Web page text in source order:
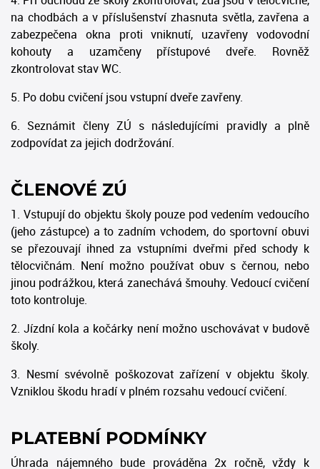
na chodbách a v příslušenství zhasnuta světla, zavřena a
zabezpečena okna proti vniknutí, uzavřeny vodovodní
kohouty a uzamčeny přístupové dveře. Rovněž
zkontrolovat stav WC.
5. Po dobu cvičení jsou vstupní dveře zavřeny.
6. Seznámit členy ZÚ s následujícími pravidly a plně
zodpovídat za jejich dodržování.
ČLENOVÉ ZÚ
1. Vstupují do objektu školy pouze pod vedením vedoucího
(jeho zástupce) a to zadním vchodem, do sportovní obuvi
se přezouvají ihned za vstupními dveřmi před schody k
tělocvičnám. Není možno používat obuv s černou, nebo
jinou podrážkou, která zanechává šmouhy. Vedoucí cvičení
toto kontroluje.
2. Jízdní kola a kočárky není možno uschovávat v budově
školy.
3. Nesmí svévolně poškozovat zařízení v objektu školy.
Vzniklou škodu hradí v plném rozsahu vedoucí cvičení.
PLATEBNÍ PODMÍNKY
Úhrada nájemného bude prováděna 2x ročně, vždy k